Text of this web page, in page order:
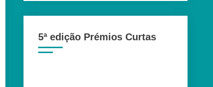
5ª edição Prémios Curtas